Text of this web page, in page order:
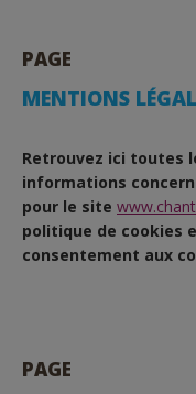
PAGE
MENTIONS
Retrouvez ici toutes
informations
pour le site
politique de cookies
consentement aux
PAGE